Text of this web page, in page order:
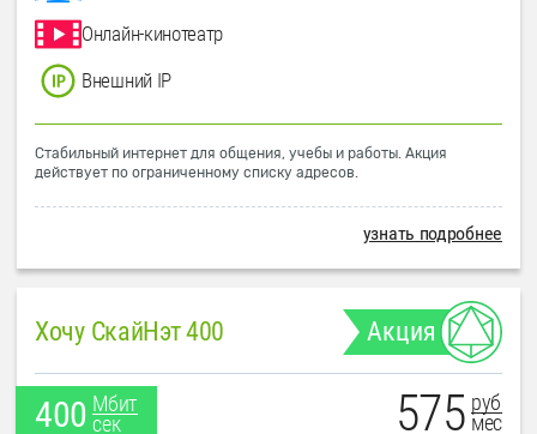
Онлайн-кинотеатр
Внешний IP
Стабильный интернет для общения, учебы и работы. Акция
действует по ограниченному списку адресов.
узнать подробнее
Хочу СкайНэт 400 Акция
400 Мбит
сек
575 руб
мес